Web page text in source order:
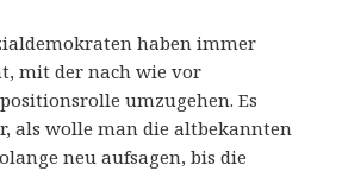
haben immer
mit der nach wie vor
umzugehen. Es
als wolle man die altbekannten
neu aufsagen, bis die